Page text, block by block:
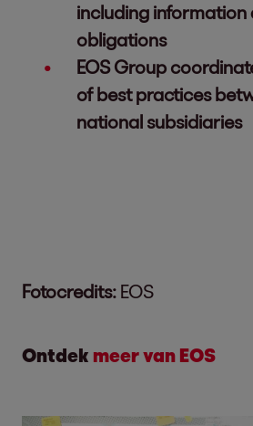
including
obligations
EOS Group
of best practices
national subsidiaries
Fotocredits: EOS
Ontdek meer van EOS